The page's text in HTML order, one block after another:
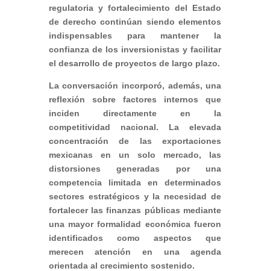
regulatoria y fortalecimiento del Estado
de derecho continúan siendo elementos
indispensables para mantener la
confianza de los inversionistas y facilitar
el desarrollo de proyectos de largo plazo.
La conversación incorporó, además, una
reflexión sobre factores internos que
inciden directamente en la
competitividad nacional. La elevada
concentración de las exportaciones
mexicanas en un solo mercado, las
distorsiones generadas por una
competencia limitada en determinados
sectores estratégicos y la necesidad de
fortalecer las finanzas públicas mediante
una mayor formalidad económica fueron
identificados como aspectos que
merecen atención en una agenda
orientada al crecimiento sostenido.